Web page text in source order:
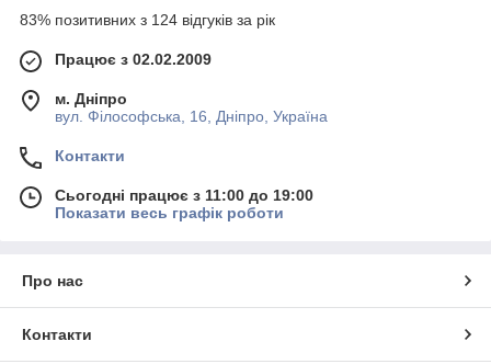
83% позитивних з 124 відгуків за рік
Працює з 02.02.2009
м. Дніпро
вул. Філософська, 16, Дніпро, Україна
Контакти
Сьогодні працює з 11:00 до 19:00
Показати весь графік роботи
Про нас
Контакти